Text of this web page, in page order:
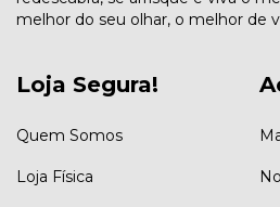
melhor do seu olhar, o melhor de
Loja Segura!
Quem Somos
Loja Física